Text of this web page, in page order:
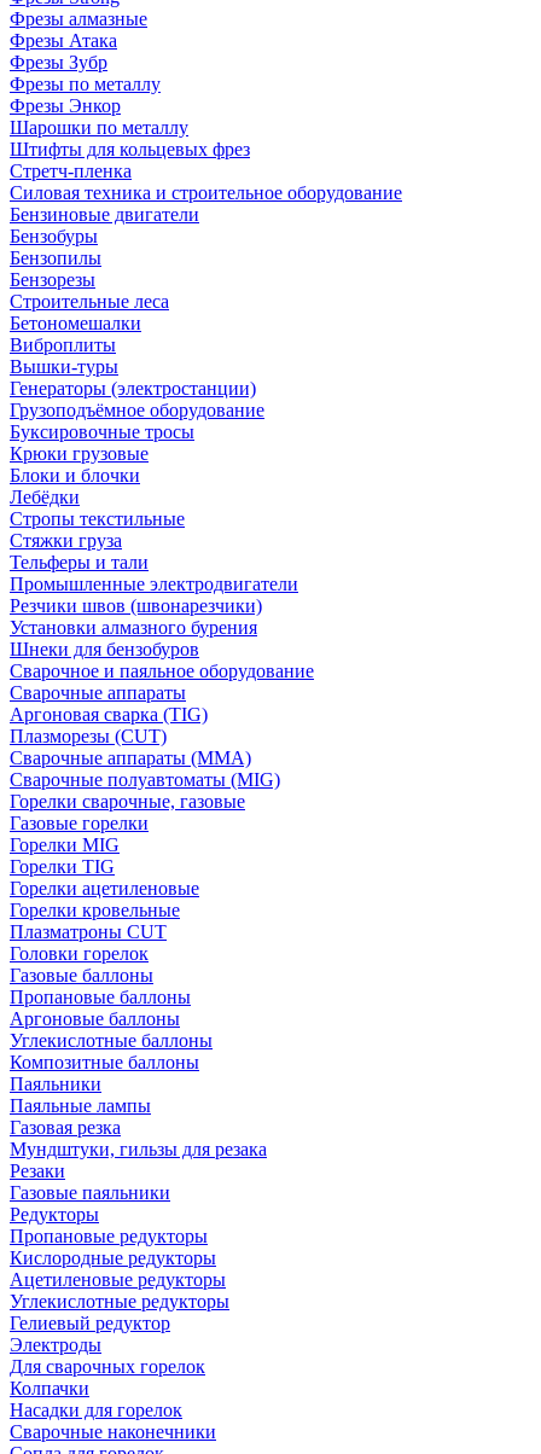
Фрезы алмазные
Фрезы Атака
Фрезы Зубр
Фрезы по металлу
Фрезы Энкор
Шарошки по металлу
Штифты для кольцевых фрез
Стретч-пленка
Силовая техника и строительное оборудование
Бензиновые двигатели
Бензобуры
Бензопилы
Бензорезы
Строительные леса
Бетономешалки
Виброплиты
Вышки-туры
Генераторы (электростанции)
Грузоподъёмное оборудование
Буксировочные тросы
Крюки грузовые
Блоки и блочки
Лебёдки
Стропы текстильные
Стяжки груза
Тельферы и тали
Промышленные электродвигатели
Резчики швов (швонарезчики)
Установки алмазного бурения
Шнеки для бензобуров
Сварочное и паяльное оборудование
Сварочные аппараты
Аргоновая сварка (TIG)
Плазморезы (CUT)
Сварочные аппараты (MMA)
Сварочные полуавтоматы (MIG)
Горелки сварочные, газовые
Газовые горелки
Горелки MIG
Горелки TIG
Горелки ацетиленовые
Горелки кровельные
Плазматроны CUT
Головки горелок
Газовые баллоны
Пропановые баллоны
Аргоновые баллоны
Углекислотные баллоны
Композитные баллоны
Паяльники
Паяльные лампы
Газовая резка
Мундштуки, гильзы для резака
Резаки
Газовые паяльники
Редукторы
Пропановые редукторы
Кислородные редукторы
Ацетиленовые редукторы
Углекислотные редукторы
Гелиевый редуктор
Электроды
Для сварочных горелок
Колпачки
Насадки для горелок
Сварочные наконечники